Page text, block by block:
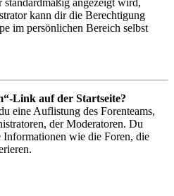
angezeigt wird,
kann dir die Berechtigung
im persönlichen Bereich selbst
Link auf der Startseite?
eine Auflistung des Forenteams,
der Moderatoren. Du
Informationen wie die Foren, die